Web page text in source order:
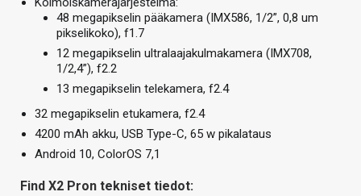
48 megapikselin pääkamera (IMX586, 1/2”, 0,8 um
pikselikoko), f1.7
12 megapikselin ultralaajakulmakamera (IMX708,
1/2,4”), f2.2
13 megapikselin telekamera, f2.4
32 megapikselin etukamera, f2.4
4200 mAh akku, USB Type-C, 65 w pikalataus
Android 10, ColorOS 7,1
Find X2 Pron tekniset tiedot: